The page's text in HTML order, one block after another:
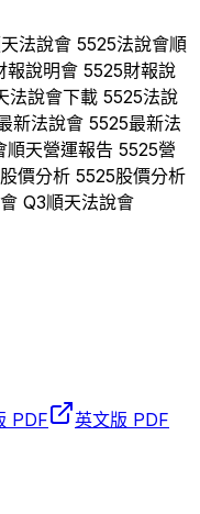
法說會 5525法說會順
報說明會 5525財報說
法說會下載 5525法說
新法說會 5525最新法
順天營運報告 5525營
股價分析 5525股價分析
Q3順天法說會
PDF
英文版 PDF